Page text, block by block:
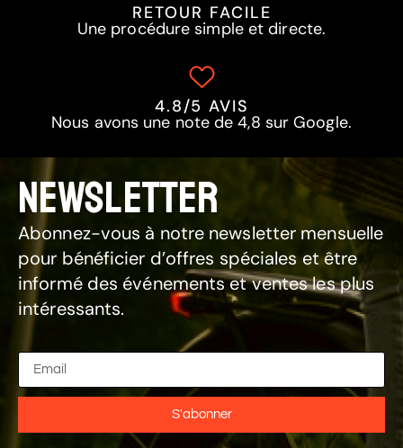
RETOUR FACILE
Une procédure simple et directe.
4.8/5 AVIS
Nous avons une note de 4,8 sur Google.
NEWSLETTER
Abonnez-vous à notre newsletter mensuelle
pour bénéficier d’offres spéciales et être
informé des événements et ventes les plus
intéressants.
S'abonner